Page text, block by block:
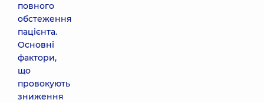
повного
обстеження
пацієнта.
Основні
фактори,
що
провокують
зниження